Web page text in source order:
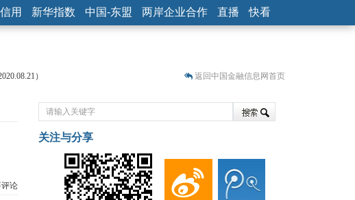
用 新华指数 中国-东盟 两岸企业合作 直播 快看
）
返回中国金融信息网首页
论
关注与分享